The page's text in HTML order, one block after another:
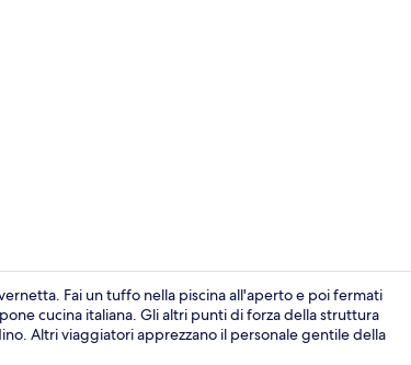
Fai un tuffo nella piscina all'aperto e poi fermati
cucina italiana. Gli altri punti di forza della struttura
Altri viaggiatori apprezzano il personale gentile della